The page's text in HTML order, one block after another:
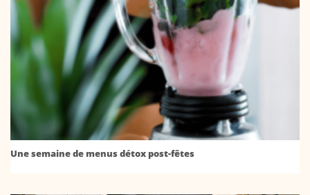
Une semaine de menus détox post-fêtes